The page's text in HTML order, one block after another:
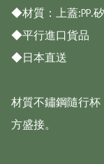
◆材質：上蓋:PP.
◆平行進口貨品
◆日本直送
材質不鏽鋼隨行
方盛接。